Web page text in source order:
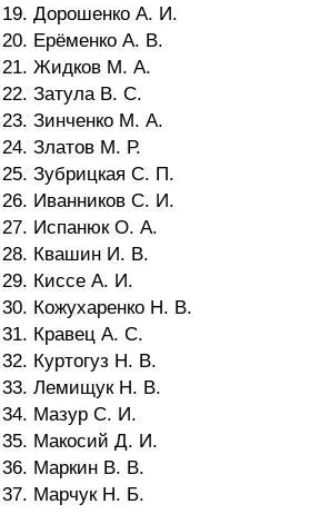
19. Дорошенко А. И.
20. Ерёменко А. В.
21. Жидков М. А.
22. Затула В. С.
23. Зинченко М. А.
24. Златов М. Р.
25. Зубрицкая С. П.
26. Иванников С. И.
27. Испанюк О. А.
28. Квашин И. В.
29. Киссе А. И.
30. Кожухаренко Н. В.
31. Кравец А. С.
32. Куртогуз Н. В.
33. Лемищук Н. В.
34. Мазур С. И.
35. Макосий Д. И.
36. Маркин В. В.
37. Марчук Н. Б.